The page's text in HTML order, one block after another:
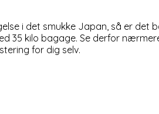
i det smukke Japan, så er det
35 kilo bagage. Se derfor
for dig selv.